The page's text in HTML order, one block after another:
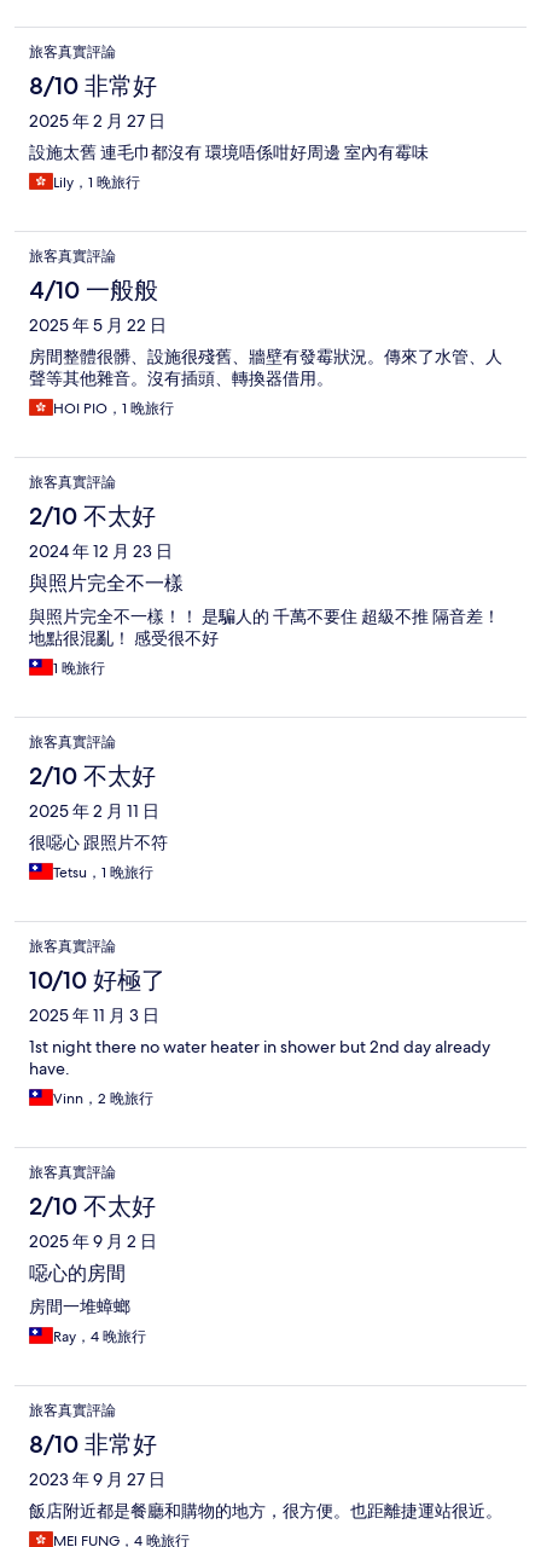
旅客真實評論
8/10 非常好
2025 年 2 月 27 日
設施太舊 連毛巾都沒有 環境唔係咁好周邊 室內有霉味
Lily，1 晚旅行
旅客真實評論
4/10 一般般
2025 年 5 月 22 日
房間整體很髒、設施很殘舊、牆壁有發霉狀況。傳來了水管、人
聲等其他雜音。沒有插頭、轉換器借用。
HOI PIO，1 晚旅行
旅客真實評論
2/10 不太好
2024 年 12 月 23 日
與照片完全不一樣
與照片完全不一樣！！ 是騙人的 千萬不要住 超級不推 隔音差！
地點很混亂！ 感受很不好
1 晚旅行
旅客真實評論
2/10 不太好
2025 年 2 月 11 日
很噁心 跟照片不符
Tetsu，1 晚旅行
旅客真實評論
10/10 好極了
2025 年 11 月 3 日
1st night there no water heater in shower but 2nd day already
have.
Vinn，2 晚旅行
旅客真實評論
2/10 不太好
2025 年 9 月 2 日
噁心的房間
房間一堆蟑螂
Ray，4 晚旅行
旅客真實評論
8/10 非常好
2023 年 9 月 27 日
飯店附近都是餐廳和購物的地方，很方便。也距離捷運站很近。
MEI FUNG，4 晚旅行